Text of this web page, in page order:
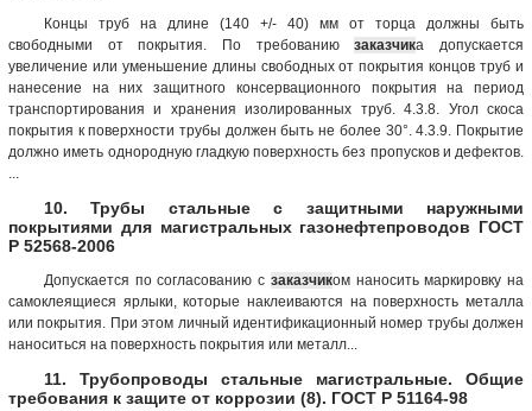
Концы труб на длине (140 +/- 40) мм от торца должны быть
свободными от покрытия. По требованиюзаказчика допускается
увеличение или уменьшение длины свободных от покрытия концов труб и
нанесение на них защитного консервационного покрытия на период
транспортирования и хранения изолированных труб. 4.3.8. Угол скоса
покрытия к поверхности трубы должен быть не более 30°. 4.3.9. Покрытие
должно иметь однородную гладкую поверхность без пропусков и дефектов.
10. Трубы стальные с защитными наружными
покрытиями для магистральных газонефтепроводов ГОСТ
Р 52568-2006
Допускается по согласованию с заказчиком наносить маркировку на
самоклеящиеся ярлыки, которые наклеиваются на поверхность металла
или покрытия. При этом личный идентификационный номер трубы должен
наноситься на поверхность покрытия или металл...
11. Трубопроводы стальные магистральные. Общие
требования к защите от коррозии (8). ГОСТ Р 51164-98